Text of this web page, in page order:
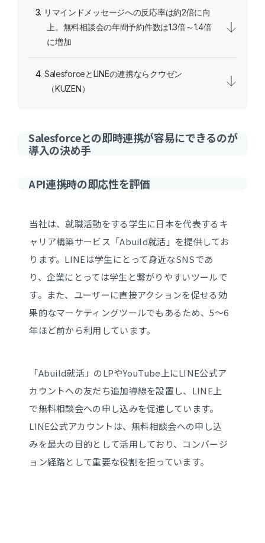
リマインドメッセージへの反応率は約2倍に向
上。無料相談会の年間予約件数は1.3倍～1.4倍
に増加
SalesforceとLINEの連携ならクウゼン
（KUZEN）
Salesforceとの即時連携が容易にできるのが
導入の決め手
API連携時の即応性を評価
当社は、就職活動をする学生に日本を代表するキ
ャリア構築サービス「Abuild就活」を提供してお
ります。LINEは学生にとって身近なSNSであ
り、企業にとっては学生と繋がりやすいツールで
す。また、ユーザーに直接アクションを促せる効
果的なマーケティングツールでもあるため、5〜6
年ほど前から利用しています。
「Abuild就活」のLPやYouTube上にLINE公式ア
カウントへの友だち追加導線を設置し、LINE上
で無料相談会への申し込みを促進しています。
LINE公式アカウントは、無料相談会への申し込
みを最大の目的として活用しており、コンバージ
ョン経路として重要な役割を担っています。